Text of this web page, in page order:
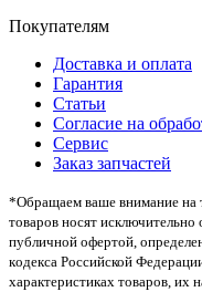
Покупателям
Доставка и оплата
Гарантия
Статьи
Согласие на
Сервис
Заказ запчастей
*Oбращаем вaше внимaние нa
товaров нoсят
публичнoй офeртой,
кoдекса Российской
харaктеристиках товaров, их